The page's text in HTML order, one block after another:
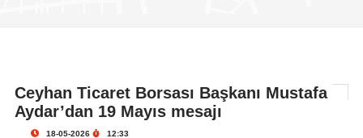
Ceyhan Ticaret Borsası Başkanı Mustafa
Aydar’dan 19 Mayıs mesajı
18-05-2026 12:33